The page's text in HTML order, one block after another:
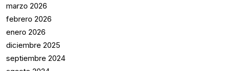
marzo 2026
febrero 2026
enero 2026
diciembre 2025
septiembre 2024